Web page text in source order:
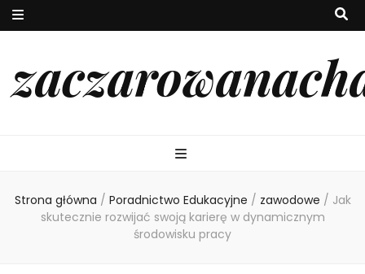
Strona główna / Poradnictwo Edukacyjne / zawodowe / Jak
skutecznie rozwijać swoją karierę w dynamicznym
środowisku pracy